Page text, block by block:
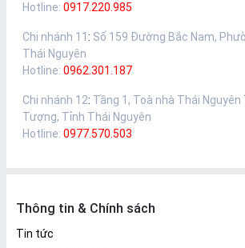
Hotline: 0917.220.985
Chi nhánh 11 : Số 159 Đường Bắc Nam,
Thái Nguyên
Hotline: 0962.301.187
Chi nhánh 12: Tầng 1, Toà nhà Thái Nguyên
Tượng, Tỉnh Thái Nguyên
Hotline: 0977.570.503
Thông tin & Chính sách
Tin tức